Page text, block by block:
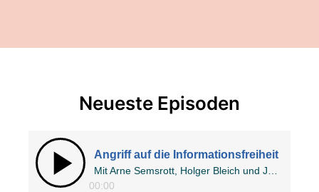
Neueste Episoden
Angriff auf die Informationsfreiheit
00:00